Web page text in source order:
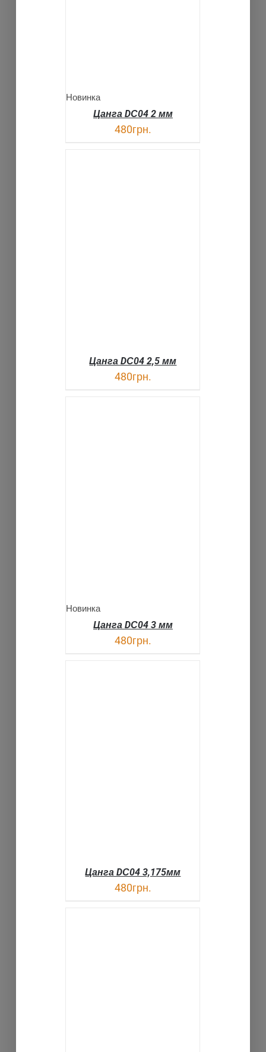
Новинка
Цанга DС04 2 мм
480грн.
Цанга DС04 2,5 мм
480грн.
Новинка
Цанга DС04 3 мм
480грн.
Цанга DС04 3,175мм
480грн.